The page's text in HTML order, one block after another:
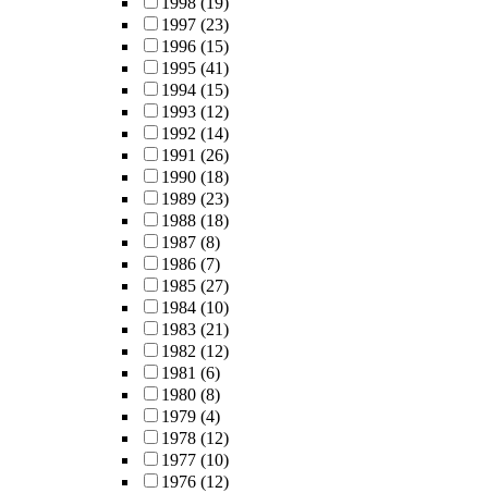
1997 (23)
1996 (15)
1995 (41)
1994 (15)
1993 (12)
1992 (14)
1991 (26)
1990 (18)
1989 (23)
1988 (18)
1987 (8)
1986 (7)
1985 (27)
1984 (10)
1983 (21)
1982 (12)
1981 (6)
1980 (8)
1979 (4)
1978 (12)
1977 (10)
1976 (12)